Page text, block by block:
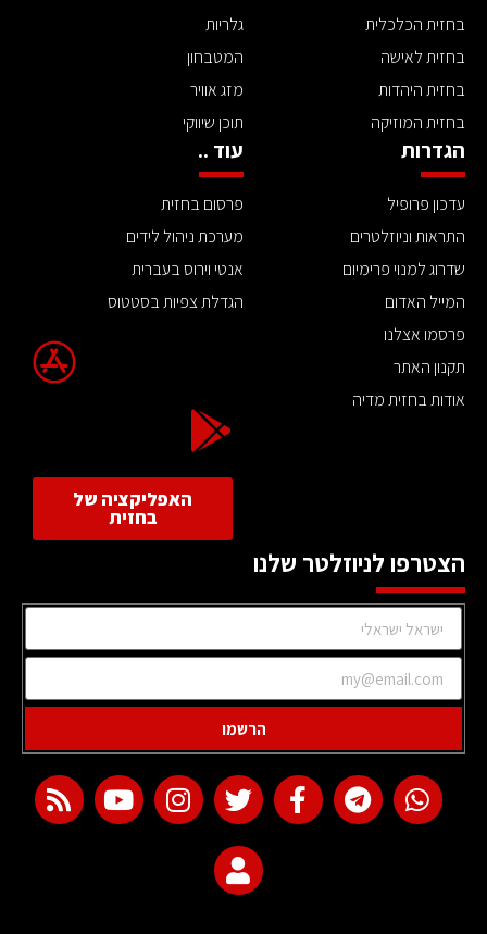
בחזית הכלכלית
בחזית לאישה
בחזית היהדות
בחזית המוזיקה
גלריות
המטבחון
מזג אוויר
תוכן שיווקי
הגדרות
עדכון פרופיל
התראות וניוזלטרים
שדרוג למנוי פרימיום
המייל האדום
פרסמו אצלנו
תקנון האתר
אודות בחזית מדיה
עוד ..
פרסום בחזית
מערכת ניהול לידים
אנטי וירוס בעברית
הגדלת צפיות בסטטוס
האפליקציה של
בחזית
הצטרפו לניוזלטר שלנו
הרשמו